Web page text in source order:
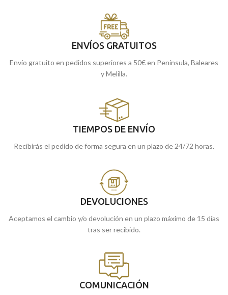
ENVÍOS GRATUITOS
Envío gratuito en pedidos superiores a 50€ en Península, Baleares
y Melilla.
TIEMPOS DE ENVÍO
Recibirás el pedido de forma segura en un plazo de 24/72 horas.
DEVOLUCIONES
Aceptamos el cambio y/o devolución en un plazo máximo de 15 días
tras ser recibido.
COMUNICACIÓN